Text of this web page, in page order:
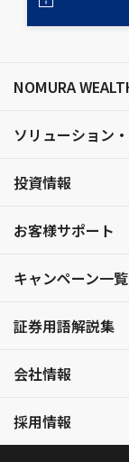
NOMURA
ソリューション
投資情報
お客様サポート
キャンペーン一覧
証券用語解説集
会社情報
採用情報